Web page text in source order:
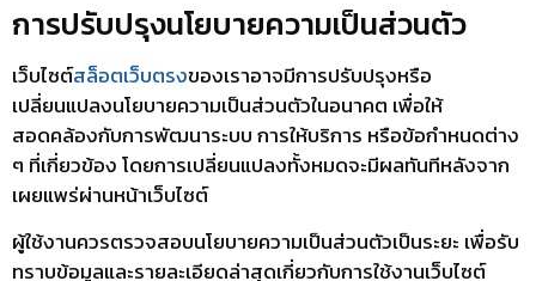
การปรับปรุงนโยบายความเป็นส่วนตัว
เว็บไซต์สล็อตเว็บตรงของเราอาจมีการปรับปรุงหรือ
เปลี่ยนแปลงนโยบายความเป็นส่วนตัวในอนาคต เพื่อให้
สอดคล้องกับการพัฒนาระบบ การให้บริการ หรือข้อกำหนดต่าง
ๆ ที่เกี่ยวข้อง โดยการเปลี่ยนแปลงทั้งหมดจะมีผลทันทีหลังจาก
เผยแพร่ผ่านหน้าเว็บไซต์
ผู้ใช้งานควรตรวจสอบนโยบายความเป็นส่วนตัวเป็นระยะ เพื่อรับ
ทราบข้อมูลและรายละเอียดล่าสุดเกี่ยวกับการใช้งานเว็บไซต์